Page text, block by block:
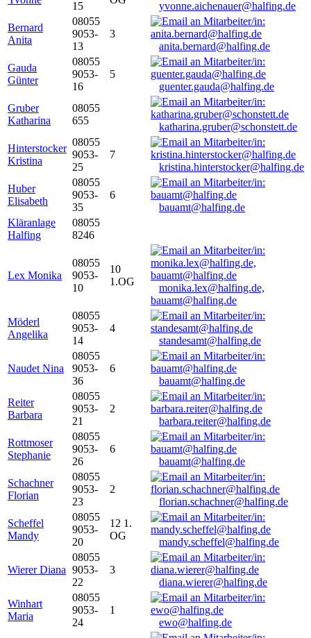
15
yvonne.aichenauer@halfing.de
Bernard
Anita
08055
9053-
13
3
anita.bernard@halfing.de
Gauda
Günter
08055
9053-
16
5
guenter.gauda@halfing.de
Gruber
Katharina
08055
655
katharina.gruber@schonstett.de
Hinterstocker
Kristina
08055
9053-
25
7
kristina.hinterstocker@halfing.de
Huber
Elisabeth
08055
9053-
35
6
bauamt@halfing.de
Kläranlage
Halfing
08055
8246
Lex Monika
08055
9053-
10
10
1.OG
monika.lex@halfing.de,
bauamt@halfing.de
Möderl
Angelika
08055
9053-
14
4
standesamt@halfing.de
Naudet Nina
08055
9053-
36
6
bauamt@halfing.de
Reiter
Barbara
08055
9053-
21
2
barbara.reiter@halfing.de
Rottmoser
Stephanie
08055
9053-
26
6
bauamt@halfing.de
Schachner
Florian
08055
9053-
23
2
florian.schachner@halfing.de
Scheffel
Mandy
08055
9053-
20
12 1.
OG
mandy.scheffel@halfing.de
Wierer Diana
08055
9053-
22
3
diana.wierer@halfing.de
Winhart
Maria
08055
9053-
24
1
ewo@halfing.de